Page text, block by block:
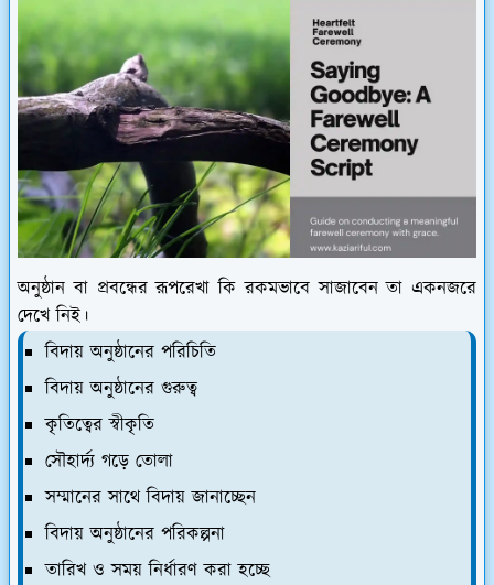
অনুষ্ঠান বা প্রবন্ধের রূপরেখা কি রকমভাবে সাজাবেন তা একনজরে
দেখে নিই।
বিদায় অনুষ্ঠানের পরিচিতি
বিদায় অনুষ্ঠানের গুরুত্ব
কৃতিত্বের স্বীকৃতি
সৌহার্দ্য গড়ে তোলা
সম্মানের সাথে বিদায় জানাচ্ছেন
বিদায় অনুষ্ঠানের পরিকল্পনা
তারিখ ও সময় নির্ধারণ করা হচ্ছে